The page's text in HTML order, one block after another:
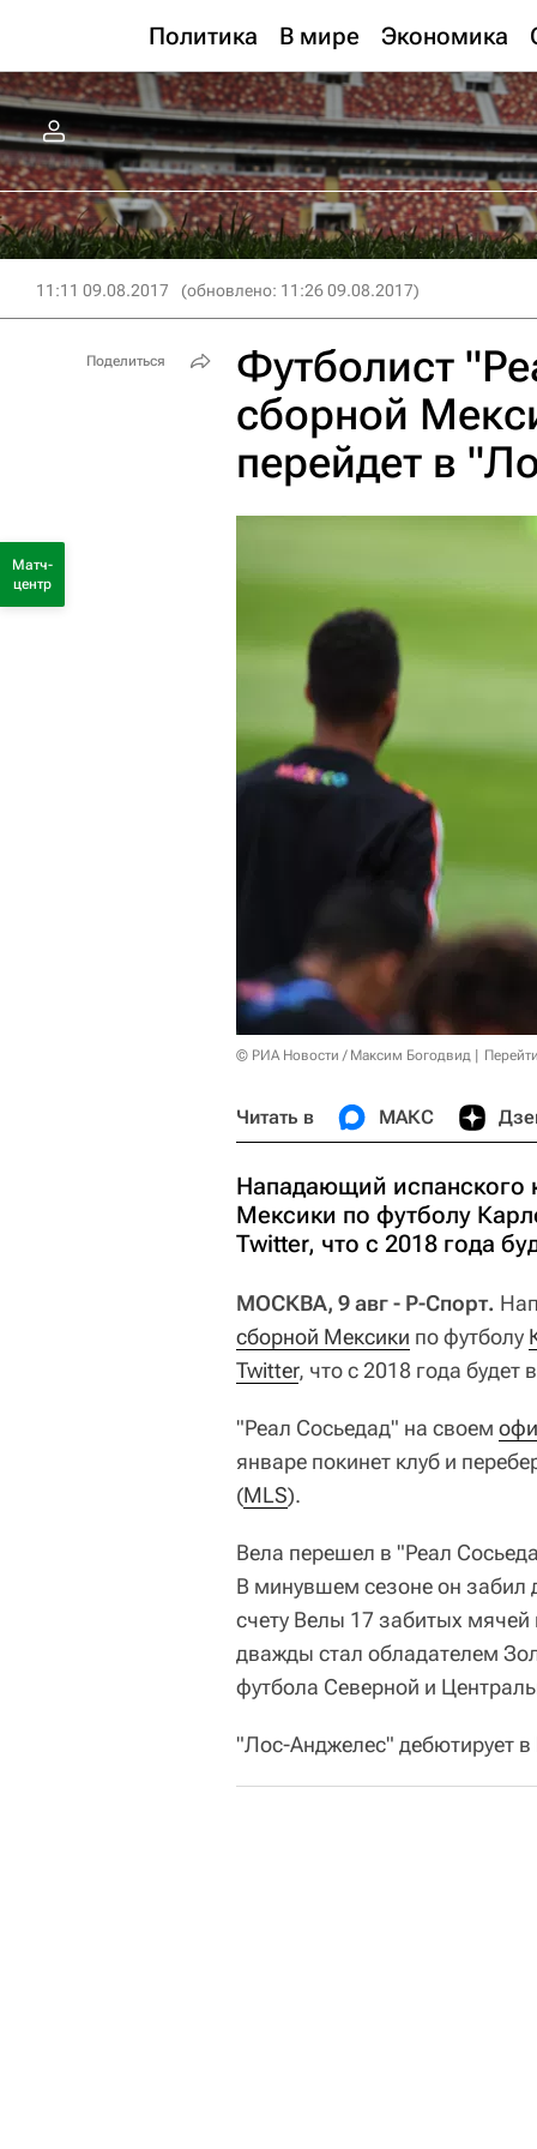
Политика В мире Экономика
11:11 09.08.2017 (обновлено: 11:26 09.08.2017)
Футболист
сборной
перейдет в
© РИА Новости / Максим Богодвид
Читать в МАКС
Нападающий испанского
Мексики по футболу
Twitter, что с 2018 года
МОСКВА, 9 авг - Р-Спорт.
сборной Мексики по футболу
Twitter, что с 2018 года будет
"Реал Сосьедад" на своем
январе покинет клуб и
(MLS).
Вела перешел в "Реал
В минувшем сезоне он забил
счету Велы 17 забитых
дважды стал обладателем
футбола Северной и
"Лос-Анджелес" дебютирует в
Поделиться
Матч-
центр